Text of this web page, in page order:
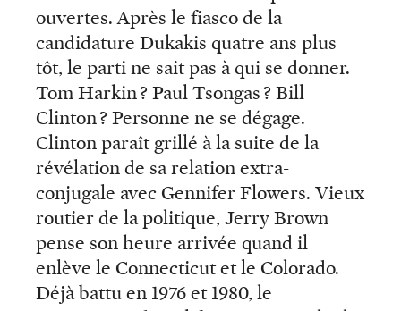
ouvertes. Après le fiasco de la
candidature Dukakis quatre ans plus
tôt, le parti ne sait pas à qui se donner.
Tom Harkin ? Paul Tsongas ? Bill
Clinton ? Personne ne se dégage.
Clinton paraît grillé à la suite de la
révélation de sa relation extra-
conjugale avec Gennifer Flowers. Vieux
routier de la politique, Jerry Brown
pense son heure arrivée quand il
enlève le Connecticut et le Colorado.
Déjà battu en 1976 et 1980, le